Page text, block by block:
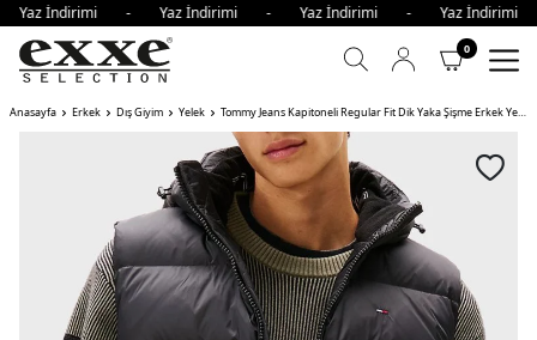
İndirimi - Yaz İndirimi - Yaz İndirimi - Yaz
0
Anasayfa Erkek Dış Giyim Yelek Tommy Jeans Kapitoneli Regular Fit Dik Yaka Şişme Erkek Yelek BDS